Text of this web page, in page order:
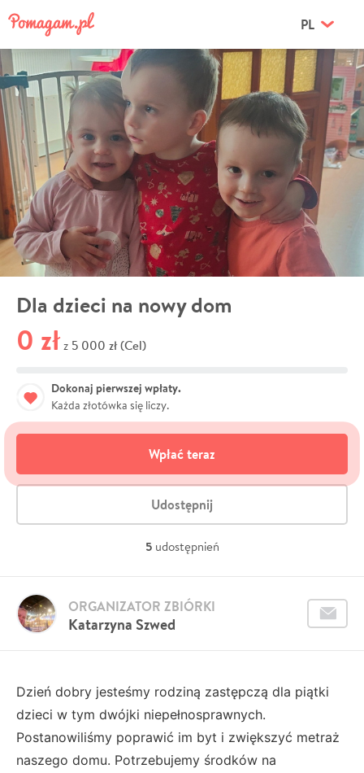
PL
Dla dzieci na nowy dom
0 zł z 5 000 zł (Cel)
Dokonaj pierwszej wpłaty.
Każda złotówka się liczy.
Wpłać teraz
Udostępnij
5 udostępnień
Katarzyna Szwed
ORGANIZATOR ZBIÓRKI
Dzień dobry jesteśmy rodziną zastępczą dla piątki
dzieci w tym dwójki niepełnosprawnych.
Postanowiliśmy poprawić im byt i zwiększyć metraż
naszego domu. Potrzebujemy środków na